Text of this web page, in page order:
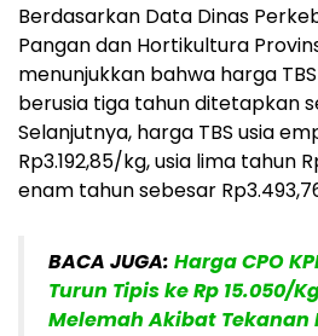
Berdasarkan Data Dinas
Pangan dan Hortikultura
menunjukkan bahwa harga
berusia tiga tahun ditetapkan
Selanjutnya, harga TBS usia
Rp3.192,85/kg, usia lima tahun
enam tahun sebesar
BACA JUGA: Harga CPO
Turun Tipis ke Rp 15.050/
Melemah Akibat Tekanan